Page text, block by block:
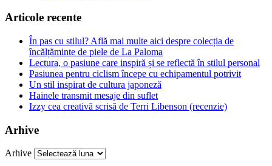
Articole recente
În pas cu stilul? Află mai multe aici despre colecția de
încălțăminte de piele de La Paloma
Lectura, o pasiune care inspiră și se reflectă în stilul personal
Pasiunea pentru ciclism începe cu echipamentul potrivit
Un stil inspirat de cultura japoneză
Hainele transmit mesaje din suflet
Izzy cea creativă scrisă de Terri Libenson (recenzie)
Arhive
Arhive